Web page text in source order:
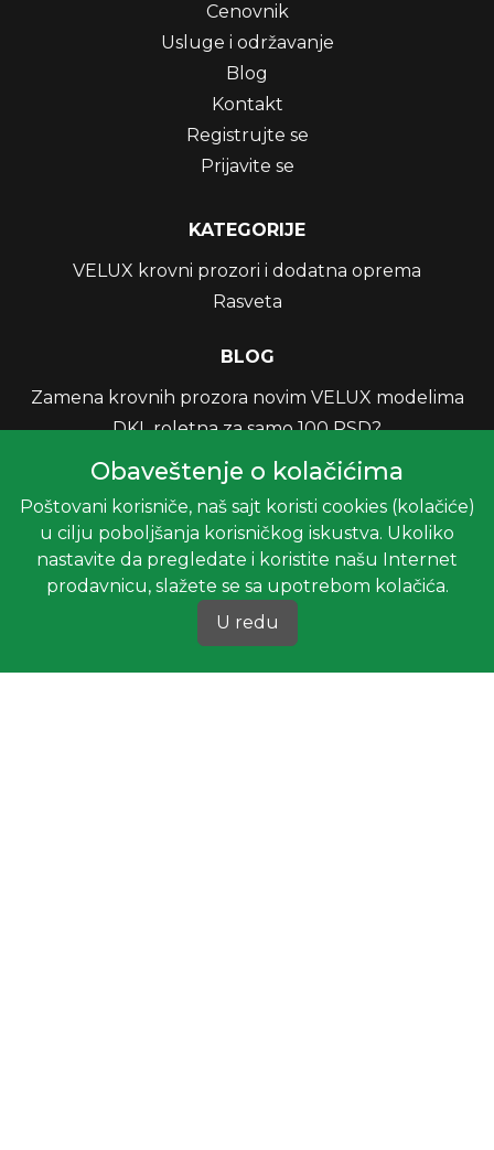
Cenovnik
Usluge i održavanje
Blog
Kontakt
Registrujte se
Prijavite se
KATEGORIJE
VELUX krovni prozori i dodatna oprema
Rasveta
BLOG
Zamena krovnih prozora novim VELUX modelima
DKL roletna za samo 100 RSD?
Kako Miteks-Mont krovne kućice i VELUX krovni
prozori povećavaju korisni prostor i donose više
svetla u vaš dom?
INFORMACIJE
Uslovi korišćenja
Politika privatnosti
Politika o kolačićima
Obaveštenje o kolačićima
Poštovani korisniče, naš sajt koristi cookies (kolačiće)
u cilju poboljšanja korisničkog iskustva. Ukoliko
nastavite da pregledate i koristite našu Internet
prodavnicu, slažete se sa upotrebom kolačića.
U redu
Pozovite nas